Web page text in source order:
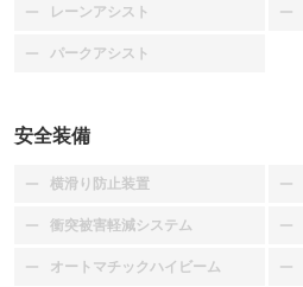
レーンアシスト
：装備なし
パークアシスト
：装備なし
安全装備
横滑り防止装置
：装備なし
衝突被害軽減システム
：装備なし
オートマチックハイビーム
：装備なし